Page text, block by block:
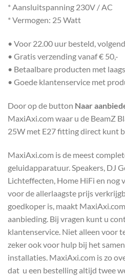
* Aansluitspanning 230V / AC
* Vermogen: 25 Watt
• Voor 22.00 uur besteld,
• Gratis verzending vanaf € 50,-
• Betaalbare producten met
• Goede klantenservice met
Door op de button Naar
MaxiAxi.com waar u de BeamZ
25W met E27 fitting direct kunt
MaxiAxi.com is de meest
geluidapparatuur. Speakers, DJ
Lichteffecten, Home HiFi en nog
voor de allerlaagste prijs
goedkoper is, maakt
aanbieding. Bij vragen kunt u
klantenservice. Niet alleen voor
zeker ook voor hulp bij het
installaties. MaxiAxi.com is zo
dat u een bestelling altijd twee